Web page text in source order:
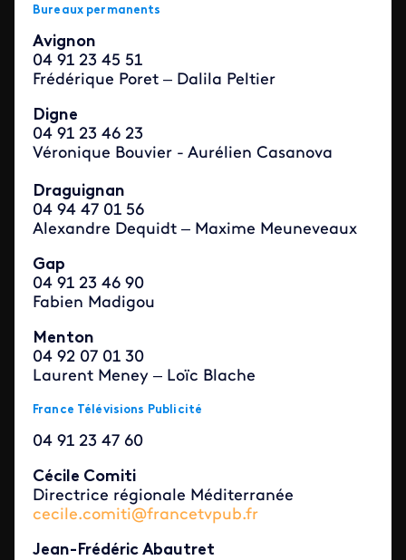
Bureaux permanents
Avignon
04 91 23 45 51
Frédérique Poret – Dalila Peltier
Digne
04 91 23 46 23
Véronique Bouvier - Aurélien Casanova
Draguignan
04 94 47 01 56
Alexandre Dequidt – Maxime Meuneveaux
Gap
04 91 23 46 90
Fabien Madigou
Menton
04 92 07 01 30
Laurent Meney – Loïc Blache
France Télévisions Publicité
04 91 23 47 60
Cécile Comiti
Directrice régionale Méditerranée
cecile.comiti@francetvpub.fr
Jean-Frédéric Abautret